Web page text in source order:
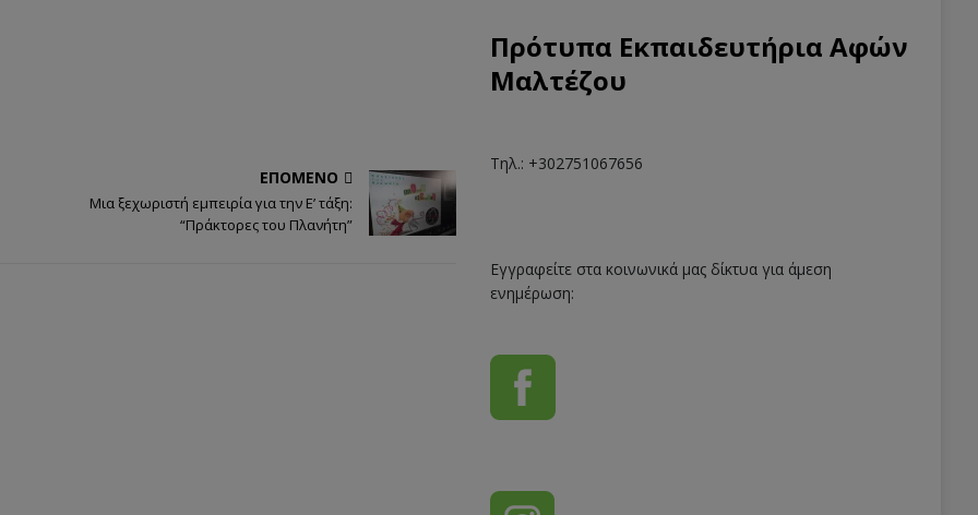
ΕΠΌΜΕΝΟ
Μια ξεχωριστή εμπειρία για την Ε’ τάξη:
“Πράκτορες του Πλανήτη”
Πρότυπα Εκπαιδευτήρια Αφών
Μαλτέζου
Τηλ.: +302751067656
Εγγραφείτε στα κοινωνικά μας δίκτυα για άμεση
ενημέρωση: